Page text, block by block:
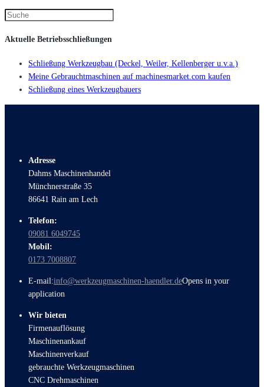
Aktuelle Betriebsschließungen
Schließung Werkzeugbau (Deckel, Weiler, Kellenberger u.v.a.)
Meine Gebrauchtmaschinen auf machinesmarket.com kaufen
Schließung eines Werkzeugbauers
Adresse
Dahms Maschinenhandel
Münchnerstraße 35
86641 Rain am Lech
Telefon:
09081 6049745
Mobil:
0173 7008807
E-mail:info@werkzeugmaschinen-haendler.deOpens in your
application
Wir bieten
Firmenauflösung
Maschinenankauf
Maschinenverkauf
gebrauchte Werkzeugmaschinen
CNC Drehmaschinen